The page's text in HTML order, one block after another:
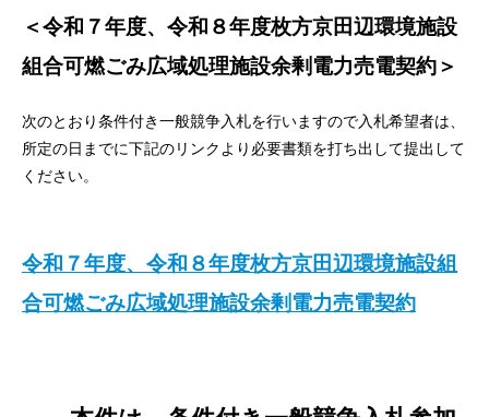
＜令和７年度、令和８年度枚方京田辺環境施設
組合可燃ごみ広域処理施設余剰電力売電契約＞
次のとおり条件付き一般競争入札を行いますので入札希望者は、
所定の日までに下記のリンクより必要書類を打ち出して提出して
ください。
令和７年度、令和８年度枚方京田辺環境施設組
合可燃ごみ広域処理施設余剰電力売電契約